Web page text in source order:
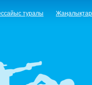
туралы Жаңалықтар